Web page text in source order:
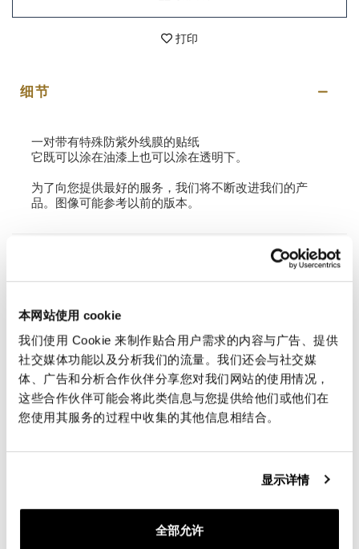
本网站使用 cookie
我们使用 Cookie 来制作贴合用户需求的内容与广告、提供
社交媒体功能以及分析我们的流量。我们还会与社交媒
体、广告和分析合作伙伴分享您对我们网站的使用情况，
这些合作伙伴可能会将此类信息与您提供给他们或他们在
您使用其服务的过程中收集的其他信息相结合。
显示详情
全部允许
打印
细节
一对带有特殊防紫外线膜的贴纸
它既可以涂在油漆上也可以涂在透明下。
为了向您提供最好的服务，我们将不断改进我们的产
品。图像可能参考以前的版本。
评测
要撰写评论，您必须登录。
Condividi 发送